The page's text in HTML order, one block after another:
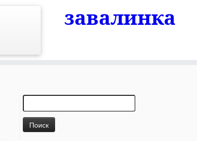
завалинка